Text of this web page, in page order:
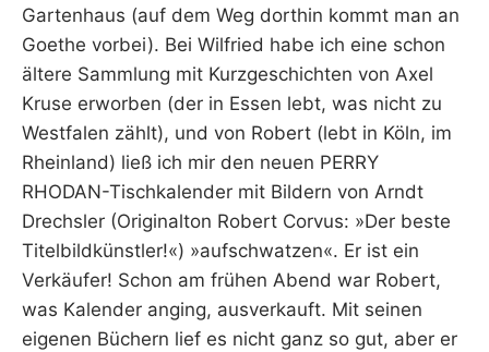
Gartenhaus (auf dem Weg dorthin kommt man an
Goethe vorbei). Bei Wilfried habe ich eine schon
ältere Sammlung mit Kurzgeschichten von Axel
Kruse erworben (der in Essen lebt, was nicht zu
Westfalen zählt), und von Robert (lebt in Köln, im
Rheinland) ließ ich mir den neuen PERRY
RHODAN-Tischkalender mit Bildern von Arndt
Drechsler (Originalton Robert Corvus: »Der beste
Titelbildkünstler!«) »aufschwatzen«. Er ist ein
Verkäufer! Schon am frühen Abend war Robert,
was Kalender anging, ausverkauft. Mit seinen
eigenen Büchern lief es nicht ganz so gut, aber er